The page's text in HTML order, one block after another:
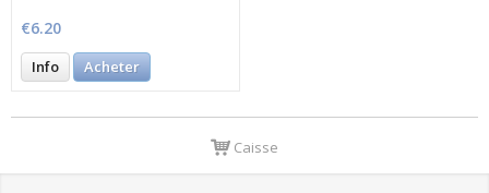
€6.20
Info Acheter
Caisse